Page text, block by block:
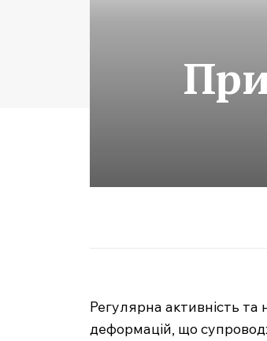
Регулярна активність
деформацій, що